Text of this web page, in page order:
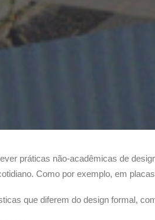
práticas não-acadêmicas de
Como por exemplo, em
que diferem do design formal,